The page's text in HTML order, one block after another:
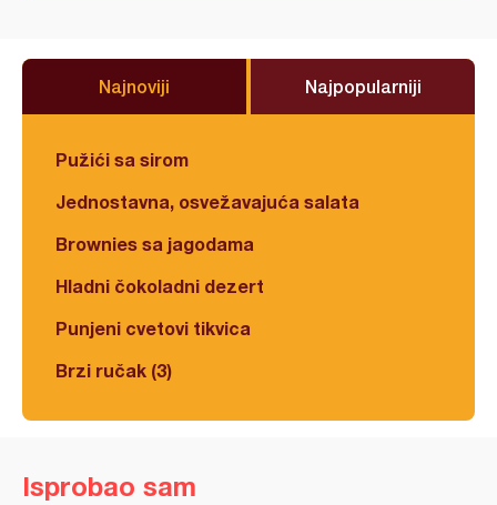
Najnoviji Najpopularniji
Pužići sa sirom
Jednostavna, osvežavajuća salata
Brownies sa jagodama
Hladni čokoladni dezert
Punjeni cvetovi tikvica
Brzi ručak (3)
Isprobao sam